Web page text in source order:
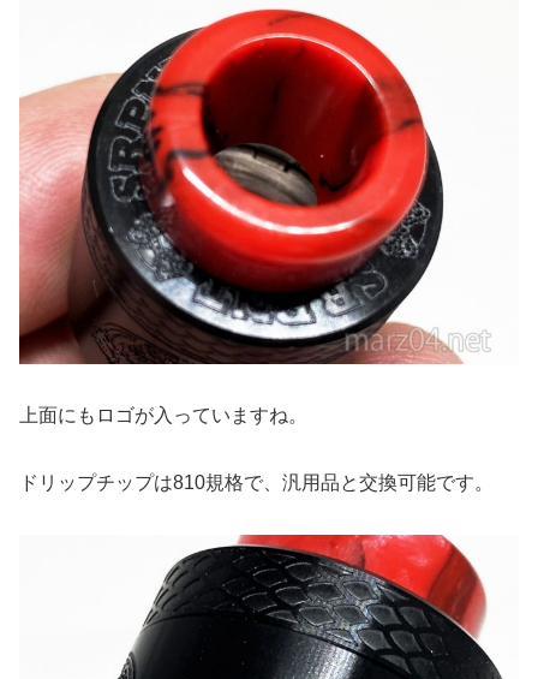
上面にもロゴが入っていますね。
ドリップチップは810規格で、汎用品と交換可能です。